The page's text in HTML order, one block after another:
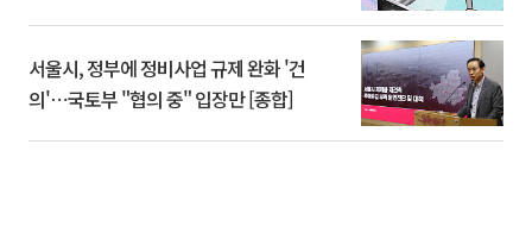
서울시, 정부에 정비사업 규제 완화 '건
의'⋯국토부 "협의 중" 입장만 [종합]